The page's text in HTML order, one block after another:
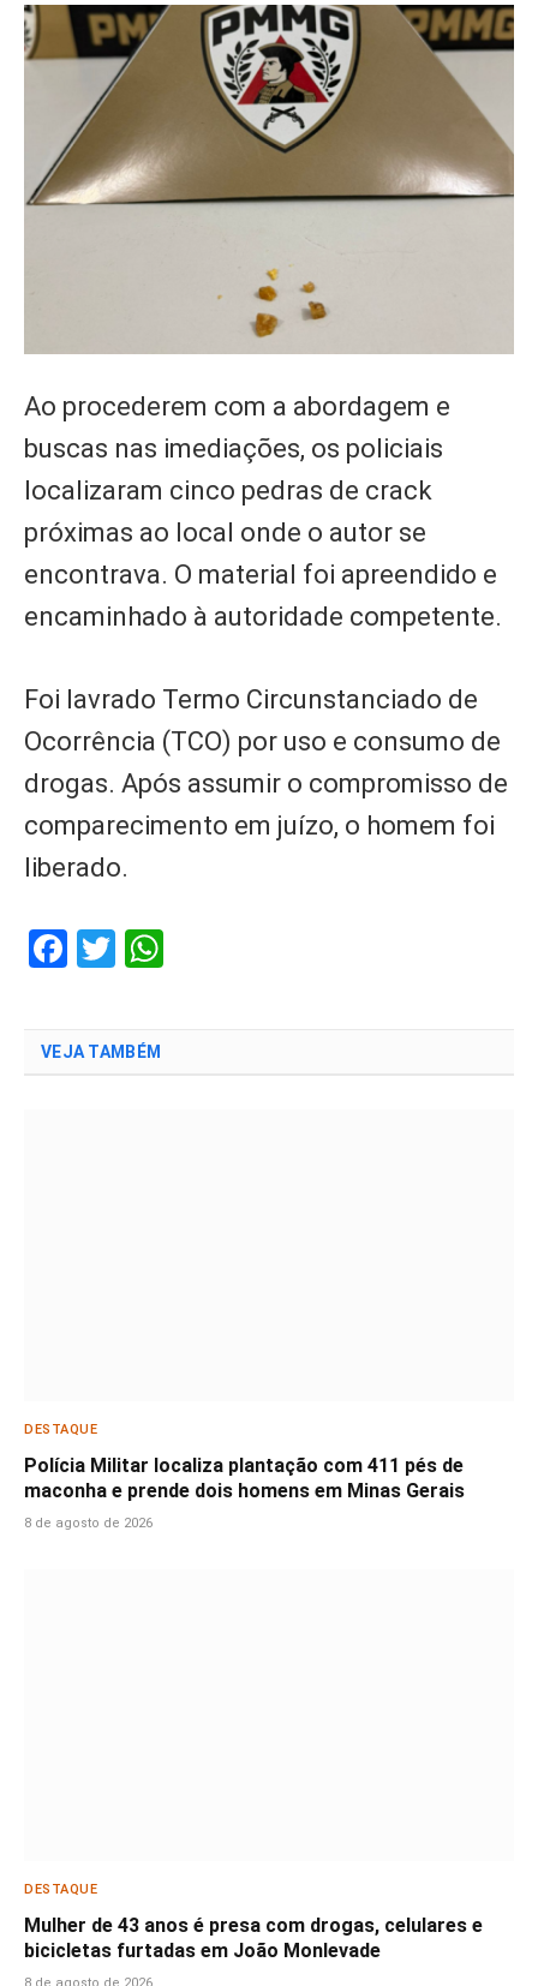
Ao procederem com a abordagem e
buscas nas imediações, os policiais
localizaram cinco pedras de crack
próximas ao local onde o autor se
encontrava. O material foi apreendido e
encaminhado à autoridade competente.
Foi lavrado Termo Circunstanciado de
Ocorrência (TCO) por uso e consumo de
drogas. Após assumir o compromisso de
comparecimento em juízo, o homem foi
liberado.
Facebook
Twitter
VEJA TAMBÉM
DESTAQUE
Polícia Militar localiza plantação com 411 pés de
maconha e prende dois homens em Minas Gerais
8 de agosto de 2026
DESTAQUE
Mulher de 43 anos é presa com drogas, celulares e
bicicletas furtadas em João Monlevade